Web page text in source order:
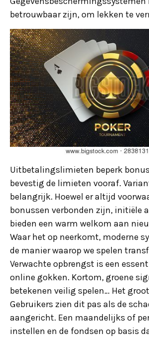
betrouwbaar zijn, om lekken te
Uitbetalingslimieten beperk
bevestig de limieten vooraf.
belangrijk. Hoewel er altijd
bonussen verbonden zijn, initiële
bieden een warm welkom aan
Waar het op neerkomt, moderne
de manier waarop we spelen
Verwachte opbrengst is een
online gokken. Kortom, groene
betekenen veilig spelen… Het
Gebruikers zien dit pas als de
aangericht. Een maandelijks of
instellen en de fondsen op basis